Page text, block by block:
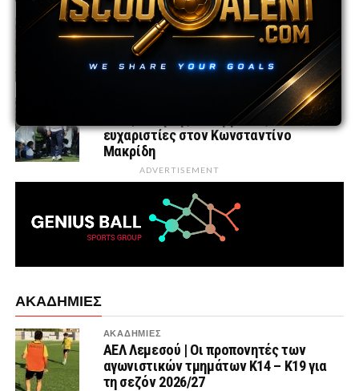
ΕΘΝΙΚΕΣ ΟΜΑΔΕΣ
Εθνική K17 | Φιλικοί αγώνες στη
Λιθουανία και την Ιαπωνία στην Κύπρο
πριν τις επίσημες υποχρεώσεις
ΚΟΠ | Λύση της συνεργασίας και
ευχαριστίες στον Κωνσταντίνο
Μακρίδη
ADVERTISEMENT
ΑΚΑΔΗΜΙΕΣ
ΑΚΑΔΗΜΙΕΣ
ΑΕΛ Λεμεσού | Οι προπονητές των
αγωνιστικών τμημάτων Κ14 – Κ19 για
τη σεζόν 2026/27